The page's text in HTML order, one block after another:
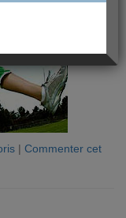
| Commenter cet